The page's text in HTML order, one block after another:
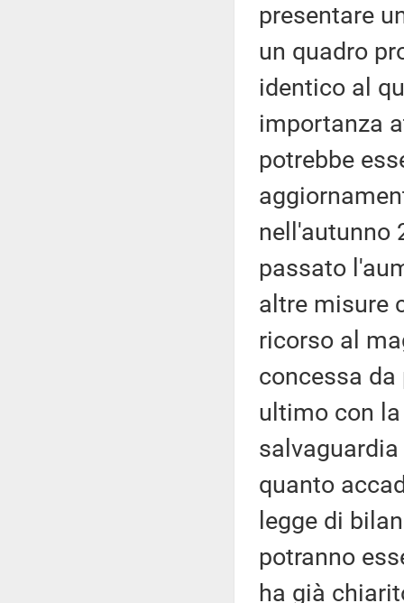
presentare
un quadro
identico al
importanza
potrebbe
nell'autunno
passato
altre misure
ricorso al
concessa da
ultimo con
quanto
legge di
potranno
ha già